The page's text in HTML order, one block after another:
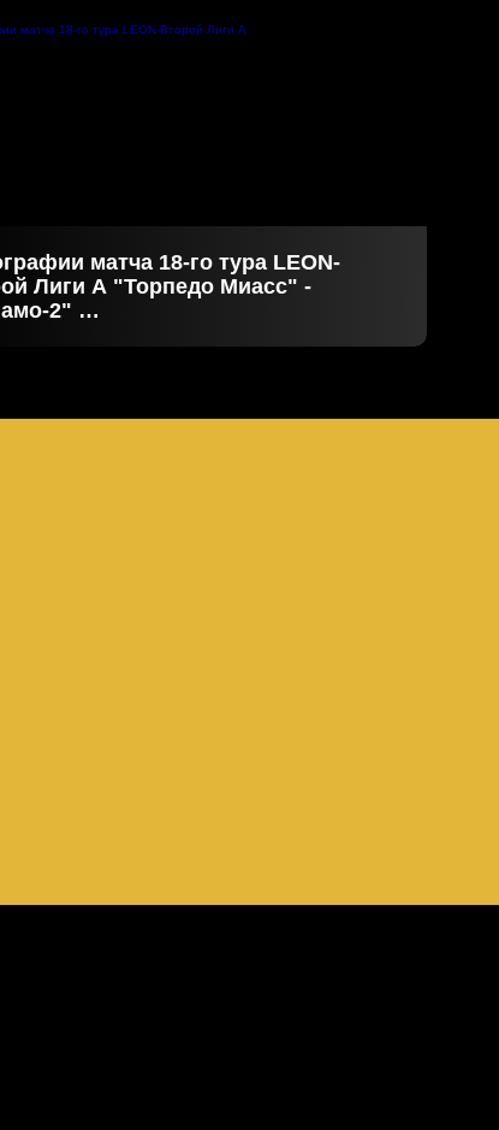
матча 18-го тура LEON-
Лиги А "Торпедо Миасс" -
2"